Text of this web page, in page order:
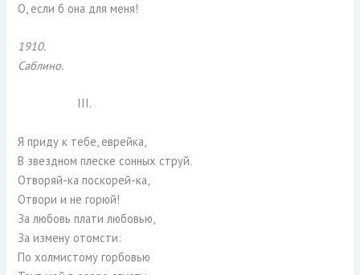
О, если б она для меня!
1910.
Саблино.
III.
Я приду к тебе, еврейка,
В звездном плеске сонных струй.
Отворяй-ка поскорей-ка,
Отвори и не горюй!
За любовь плати любовью,
За измену отомсти:
По холмистому горбовью